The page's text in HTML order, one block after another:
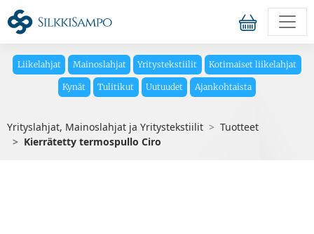
Liikelahjat Mainoslahjat Yritystekstiilit Kotimaiset liikelahjat
Kynät Tulitikut Uutuudet Ajankohtaista
Yrityslahjat, Mainoslahjat ja Yritystekstiilit
Tuotteet
Kierrätetty termospullo Ciro